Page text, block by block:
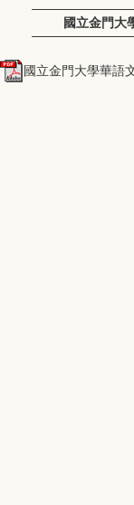
國立金門大
國立金門大學華語